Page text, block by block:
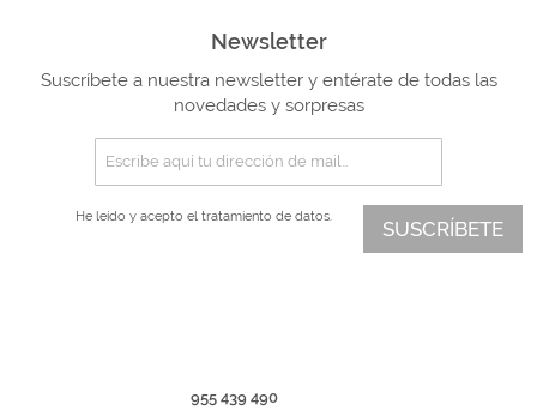
Newsletter
Suscríbete a nuestra newsletter y entérate de todas las
novedades y sorpresas
SUSCRÍBETE
He leído y acepto el tratamiento de datos.
955 439 490